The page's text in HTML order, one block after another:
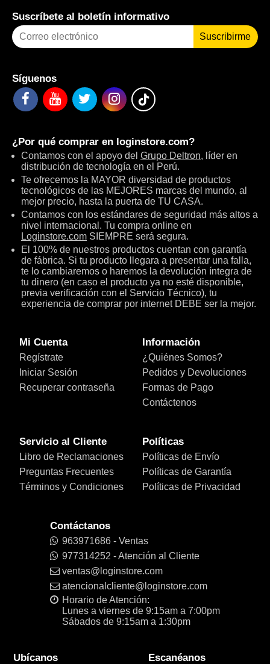
Suscríbete al boletín informativo
Suscribirme
Síguenos
¿Por qué comprar en loginstore.com?
Contamos con el apoyo del Grupo Deltron, líder en
distribución de tecnología en el Perú.
Te ofrecemos la MAYOR diversidad de productos
tecnológicos de las MEJORES marcas del mundo, al
mejor precio, hasta la puerta de TU CASA.
Contamos con los estándares de seguridad más altos a
nivel internacional. Tu compra online en
Loginstore.com SIEMPRE será segura.
El 100% de nuestros productos cuentan con garantía
de fábrica. Si tu producto llegara a presentar una falla,
te lo cambiaremos o haremos la devolución íntegra de
tu dinero (en caso el producto ya no esté disponible,
previa verificación con el Servicio Técnico), tu
experiencia de comprar por internet DEBE ser la mejor.
Mi Cuenta
Regístrate
Iniciar Sesión
Recuperar contraseña
Información
¿Quiénes Somos?
Pedidos y Devoluciones
Formas de Pago
Contáctenos
Servicio al Cliente
Libro de Reclamaciones
Preguntas Frecuentes
Términos y Condiciones
Políticas
Políticas de Envío
Políticas de Garantía
Políticas de Privacidad
Contáctanos
963971686 - Ventas
977314252 - Atención al Cliente
ventas@loginstore.com
atencionalcliente@loginstore.com
Horario de Atención:
Lunes a viernes de 9:15am a 7:00pm
Sábados de 9:15am a 1:30pm
Ubícanos Escanéanos